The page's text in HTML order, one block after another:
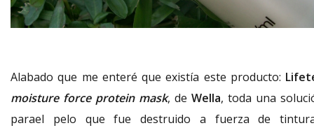
Alabado que me enteré que existía este producto:
moisture force protein mask, de Wella, toda una
parael pelo que fue destruido a fuerza de